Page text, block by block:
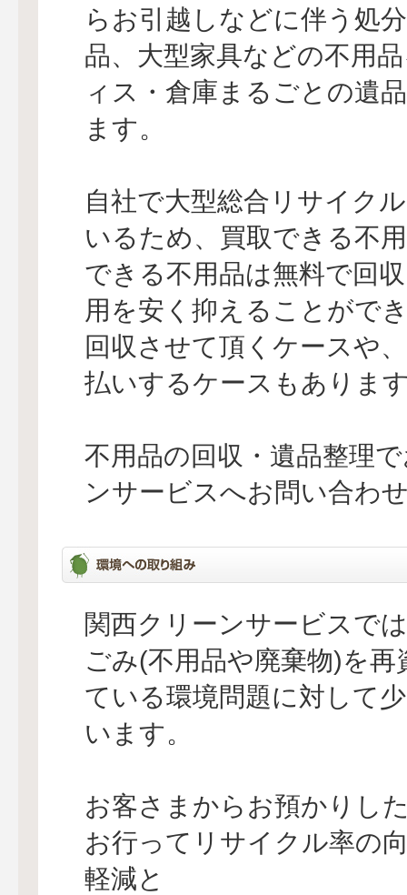
らお引越しなどに伴う処
品、大型家具などの不用
ィス・倉庫まるごとの遺
ます。
自社で大型総合リサイク
いるため、買取できる不
できる不用品は無料で回
用を安く抑えることがで
回収させて頂くケースや
払いするケースもありま
不用品の回収・遺品整理
ンサービスへお問い合わ
関西クリーンサービスで
ごみ(不用品や廃棄物)を
ている環境問題に対して
います。
お客さまからお預かりし
お行ってリサイクル率の
軽減と